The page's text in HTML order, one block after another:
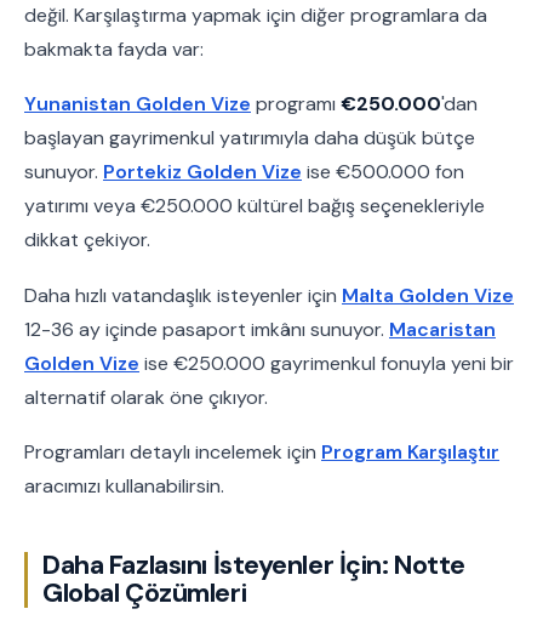
değil. Karşılaştırma yapmak için diğer programlara da
bakmakta fayda var:
Yunanistan Golden Vize programı €250.000'dan
başlayan gayrimenkul yatırımıyla daha düşük bütçe
sunuyor. Portekiz Golden Vize ise €500.000 fon
yatırımı veya €250.000 kültürel bağış seçenekleriyle
dikkat çekiyor.
Daha hızlı vatandaşlık isteyenler için Malta Golden Vize
12-36 ay içinde pasaport imkânı sunuyor. Macaristan
Golden Vize ise €250.000 gayrimenkul fonuyla yeni bir
alternatif olarak öne çıkıyor.
Programları detaylı incelemek için Program Karşılaştır
aracımızı kullanabilirsin.
Daha Fazlasını İsteyenler İçin: Notte
Global Çözümleri